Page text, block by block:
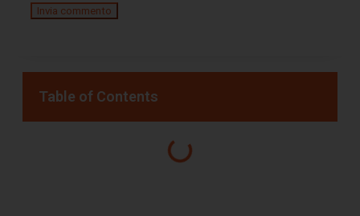
Table of Contents